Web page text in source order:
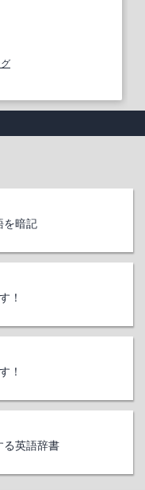
を暗記
！
！
る英語辞書